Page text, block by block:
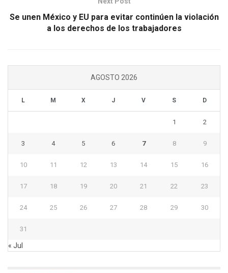
Se unen México y EU para evitar continúen la violación
a los derechos de los trabajadores
AGOSTO 2026
L M X J V S D
1 2
3 4 5 6 7 8 9
10 11 12 13 14 15 16
17 18 19 20 21 22 23
24 25 26 27 28 29 30
31
« Jul